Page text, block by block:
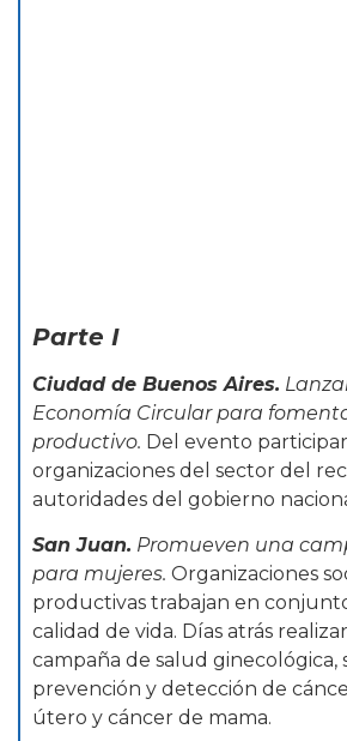
Parte I
Ciudad de Buenos Aires.
Economía Circular para
productivo. Del evento
organizaciones del sector del
autoridades del gobierno
San Juan. Promueven una
para mujeres. Organizaciones
productivas trabajan en
calidad de vida. Días atrás
campaña de salud ginecológica,
prevención y detección de
útero y cáncer de mama.